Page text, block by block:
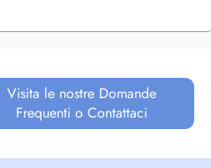
Visita le nostre Domande
Frequenti o Contattaci